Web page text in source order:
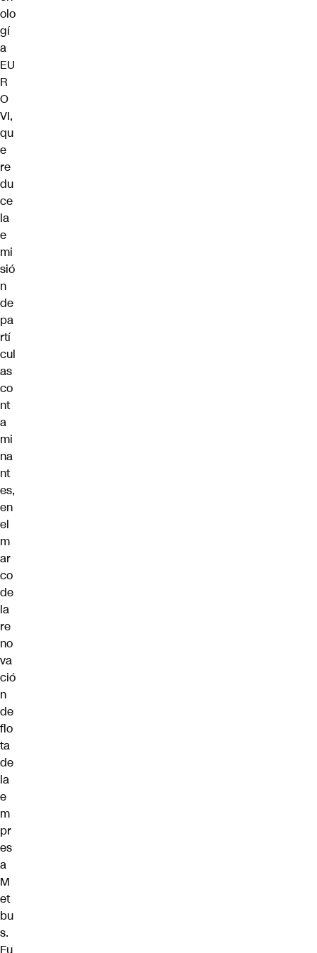
olo
gí
a
EU
R
O
VI,
qu
e
re
du
ce
la
e
mi
sió
n
de
pa
rtí
cul
as
co
nt
a
mi
na
nt
es,
en
el
m
ar
co
de
la
re
no
va
ció
n
de
flo
ta
de
la
e
m
pr
es
a
M
et
bu
s.
Fu